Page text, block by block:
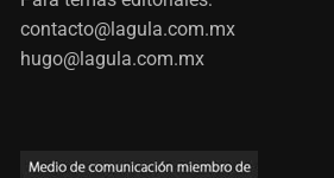
contacto@lagula.com.mx
hugo@lagula.com.mx